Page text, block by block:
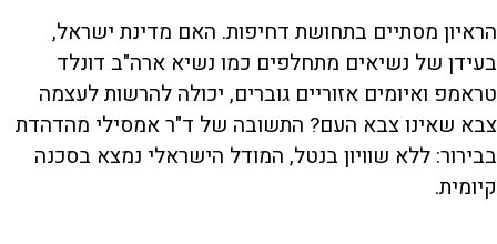
הראיון מסתיים בתחושת דחיפות. האם מדינת ישראל,
בעידן של נשיאים מתחלפים כמו נשיא ארה"ב דונלד
טראמפ ואיומים אזוריים גוברים, יכולה להרשות לעצמה
צבא שאינו צבא העם? התשובה של ד"ר אמסילי מהדהדת
בבירור: ללא שוויון בנטל, המודל הישראלי נמצא בסכנה
קיומית.